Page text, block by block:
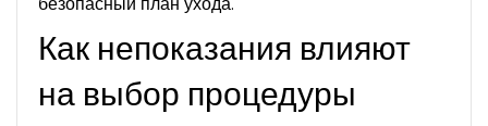
Как непоказания влияют
на выбор процедуры